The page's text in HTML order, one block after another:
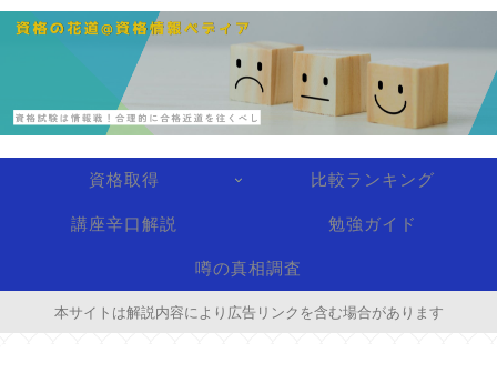
資格取得 比較ランキング
講座辛口解説 勉強ガイド
噂の真相調査
本サイトは解説内容により広告リンクを含む場合があります